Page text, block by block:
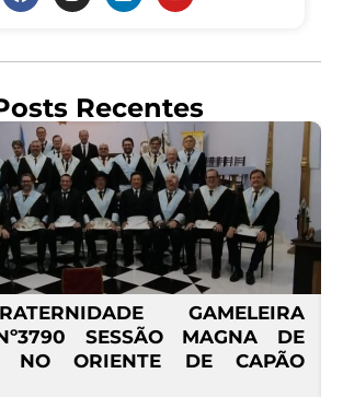
Recentes
GAMELEIRA
SESSÃO MAGNA DE
NO ORIENTE DE CAPÃO